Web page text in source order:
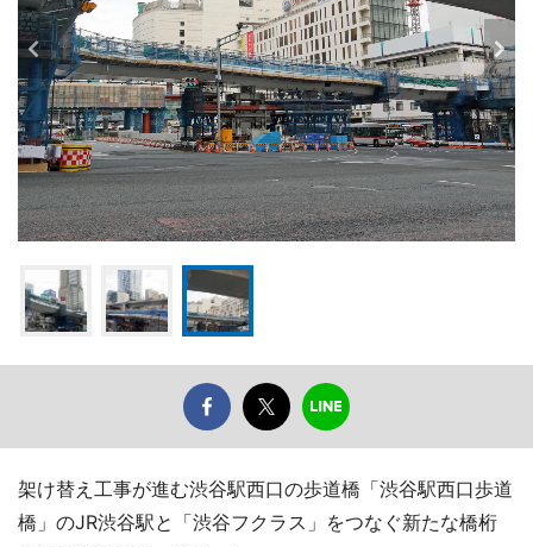
架け替え工事が進む渋谷駅西口の歩道橋「渋谷駅西口歩道
橋」のJR渋谷駅と「渋谷フクラス」をつなぐ新たな橋桁